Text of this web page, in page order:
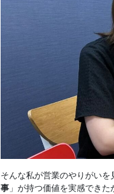
そんな私が営業のやりがい
事 」が持つ価値を実感でき